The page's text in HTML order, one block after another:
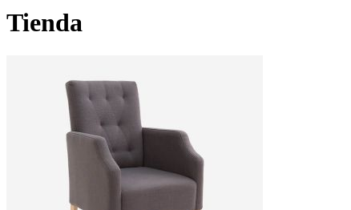
Tienda